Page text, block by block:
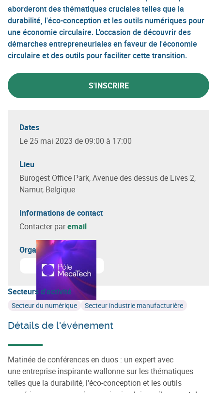
aborderont des thématiques cruciales telles que la
durabilité, l'éco-conception et les outils numériques pour
une économie circulaire. L'occasion de découvrir des
démarches entrepreneuriales en faveur de l'économie
circulaire et des outils pour faciliter cette transition.
S'INSCRIRE
Dates
Le 25 mai 2023 de 09:00 à 17:00
Lieu
Burogest Office Park, Avenue des dessus de Lives 2,
Namur, Belgique
Informations de contact
Contacter paremail
Organisateur(s)
En savoir plus surPôle MecaTech
Secteurs d'activité
Secteur du numérique Secteur industrie manufacturière
Détails de l'événement
Matinée de conférences en duos : un expert avec
une entreprise inspirante wallonne sur les thématiques
telles que la durabilité, l'éco-conception et les outils